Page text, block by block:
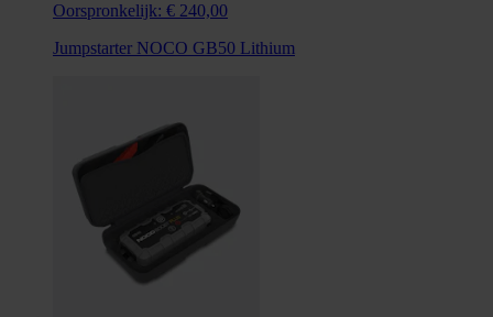
Oorspronkelijk: € 240,00
Jumpstarter NOCO GB50 Lithium